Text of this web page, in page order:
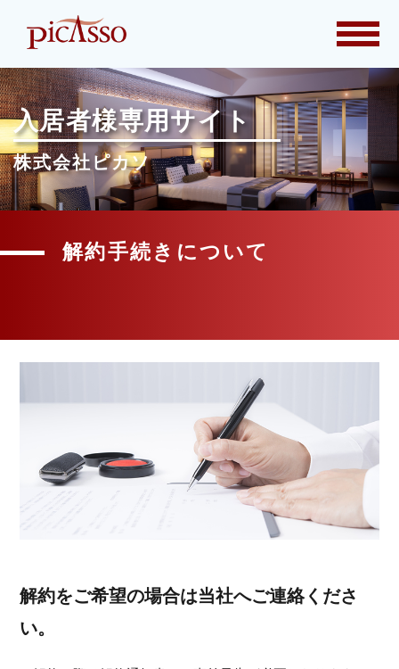
入居者様専用サイト
株式会社ピカソ
解約手続きについて
解約をご希望の場合は当社へご連絡くださ
い。